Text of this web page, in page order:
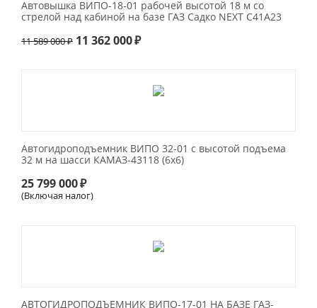
Автовышка ВИПО-18-01 рабочей высотой 18 м со
стрелой над кабиной на базе ГАЗ Садко NEXT C41A23
11 589 000₽ 11 362 000₽
Автогидроподъемник ВИПО 32-01 с высотой подъема
32 м на шасси КАМАЗ-43118 (6х6)
25 799 000₽
(Включая налог)
АВТОГИДРОПОДЪЕМНИК ВИПО-17-01 НА БАЗЕ ГАЗ-